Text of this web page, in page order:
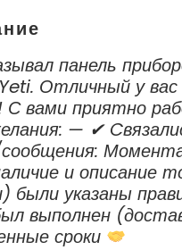
панель
Отличный у вас
С вами приятно
— ✔
сообщения:
и описание
были указаны
выполнен
сроки